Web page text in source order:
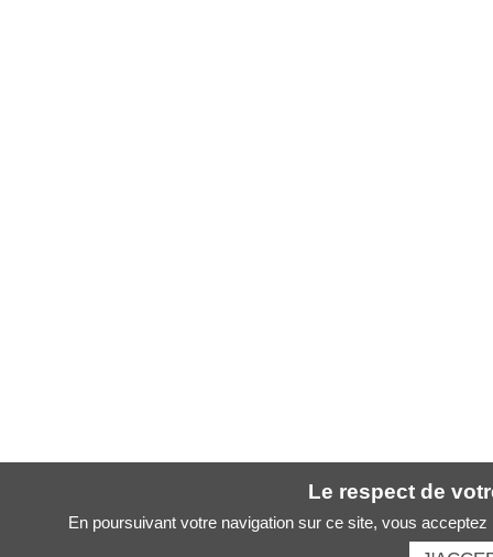
Le respect de
En poursuivant votre navigation sur ce site, vous